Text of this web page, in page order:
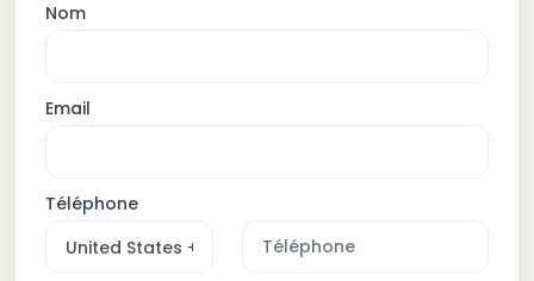
Nom
Email
Téléphone